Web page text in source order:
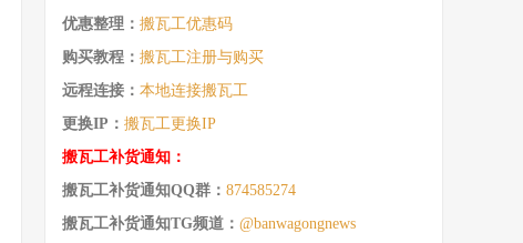
优惠整理： 搬瓦工优惠码
购买教程： 搬瓦工注册与购买
远程连接： 本地连接搬瓦工
更换IP： 搬瓦工更换IP
搬瓦工补货通知：
搬瓦工补货通知QQ群： 874585274
搬瓦工补货通知TG频道： @banwagongnews